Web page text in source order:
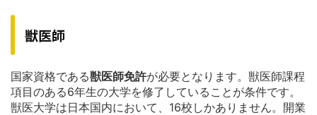
獣医師
国家資格である獣医師免許が必要となります。獣医師課程
項目のある6年生の大学を修了していることが条件です。
獣医大学は日本国内において、16校しかありません。開業